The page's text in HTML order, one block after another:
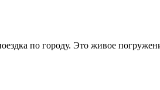
по городу. Это живое